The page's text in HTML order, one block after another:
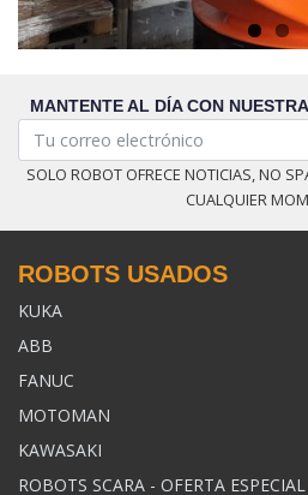
MANTENTE AL DÍA CON
SOLO ROBOT OFRECE NOTICIAS, NO
CUALQUIER
ROBOTS USADOS
KUKA
ABB
FANUC
MOTOMAN
KAWASAKI
ROBOTS SCARA - OFERTA ESPECIAL